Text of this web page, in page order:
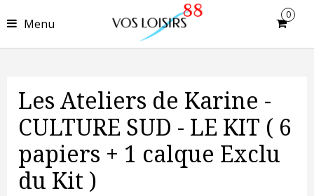
Menu
0
Les Ateliers de Karine -
CULTURE SUD - LE KIT ( 6
papiers + 1 calque Exclu
du Kit )